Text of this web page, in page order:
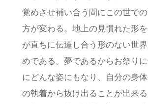
覚めさせ補い合う間にこの世で
方が変わる。地上の見慣れた形
が直ちに伝達し合う形のない世
めである。夢であるからお祭り
にどんな姿にもなり、自分の身
の執着から抜け出ることが出来